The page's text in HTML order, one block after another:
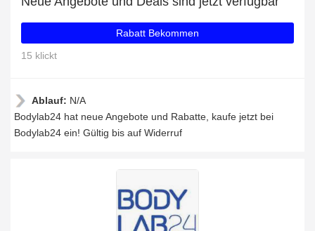
Rabatt Bekommen
15 klickt
Ablauf: N/A
Bodylab24 hat neue Angebote und Rabatte, kaufe jetzt bei
Bodylab24 ein! Gültig bis auf Widerruf